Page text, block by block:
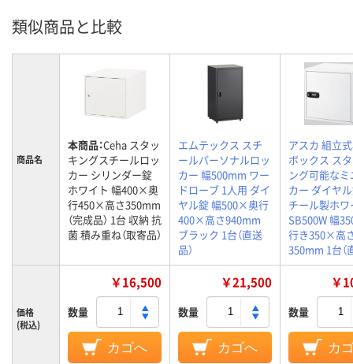
類似商品と比較
商品名
本商品：Ceha スタッ
キングスチールロッ
カー シリンダー錠
ホワイト 幅400×奥
行450×高さ350mm
（完成品） 1台 収納 抗
菌 積み重ね（取寄品）
エムテックス スチ
ールパーソナルロッ
カー 幅500mm ワー
ドローブ 1人用 ダイ
ヤル錠 幅500×奥行
400×高さ940mm
ブラック 1台（直送
品）
アスカ 組立
ボックス ス
ング可能な
カー ダイヤ
チール製ホワ
SB500W 幅
行き350×高
350mm 1台（
価格
(税込)
￥16,500
数量
カゴへ
￥21,500
数量
カゴへ
￥
数量
カ